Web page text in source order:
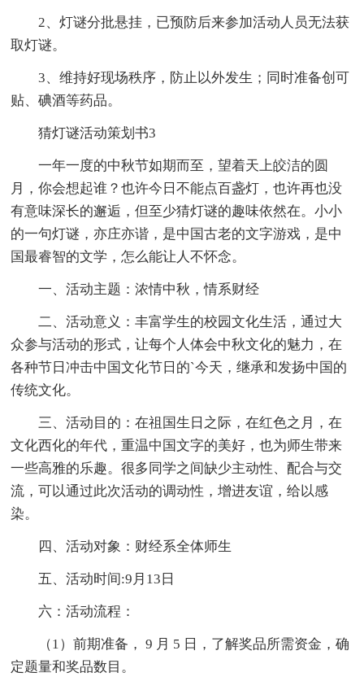
2、灯谜分批悬挂，已预防后来参加活动人员无法获
取灯谜。
3、维持好现场秩序，防止以外发生；同时准备创可
贴、碘酒等药品。
猜灯谜活动策划书3
一年一度的中秋节如期而至，望着天上皎洁的圆
月，你会想起谁？也许今日不能点百盏灯，也许再也没
有意味深长的邂逅，但至少猜灯谜的趣味依然在。小小
的一句灯谜，亦庄亦谐，是中国古老的文字游戏，是中
国最睿智的文学，怎么能让人不怀念。
一、活动主题：浓情中秋，情系财经
二、活动意义：丰富学生的校园文化生活，通过大
众参与活动的形式，让每个人体会中秋文化的魅力，在
各种节日冲击中国文化节日的`今天，继承和发扬中国的
传统文化。
三、活动目的：在祖国生日之际，在红色之月，在
文化西化的年代，重温中国文字的美好，也为师生带来
一些高雅的乐趣。很多同学之间缺少主动性、配合与交
流，可以通过此次活动的调动性，增进友谊，给以感
染。
四、活动对象：财经系全体师生
五、活动时间:9月13日
六：活动流程：
（1）前期准备， 9 月 5 日，了解奖品所需资金，确
定题量和奖品数目。